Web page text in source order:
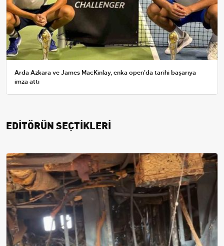
Arda Azkara ve James MacKinlay, enka open'da tarihi başarıya
imza attı
EDİTÖRÜN SEÇTİKLERİ